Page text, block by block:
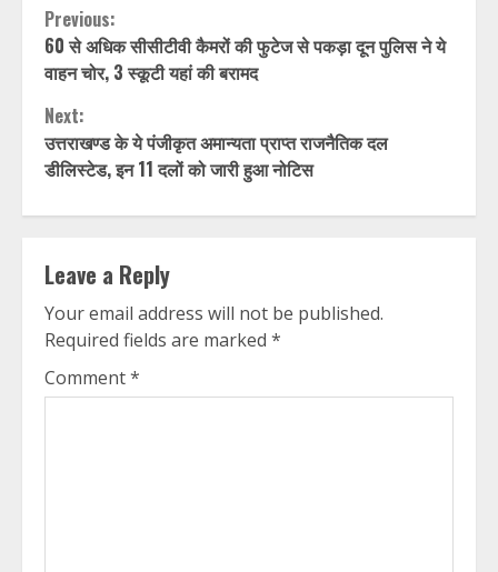
Continue
Reading
Previous:
60 से अधिक सीसीटीवी कैमरों की फुटेज से पकड़ा दून पुलिस ने ये
वाहन चोर, 3 स्कूटी यहां की बरामद
Next:
उत्तराखण्ड के ये पंजीकृत अमान्यता प्राप्त राजनैतिक दल
डीलिस्टेड, इन 11 दलों को जारी हुआ नोटिस
Leave a Reply
Your email address will not be published.
Required fields are marked *
Comment*